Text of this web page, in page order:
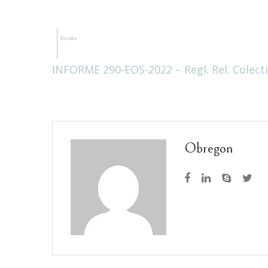
INFORME 290-EOS-2022 – Regl. Rel.
Obregon